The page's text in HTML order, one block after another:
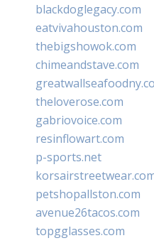
blackdoglegacy.com
eatvivahouston.com
thebigshowok.com
chimeandstave.com
theloverose.com
gabriovoice.com
resinflowart.com
p-sports.net
petshopallston.com
avenue26tacos.com
topgglasses.com